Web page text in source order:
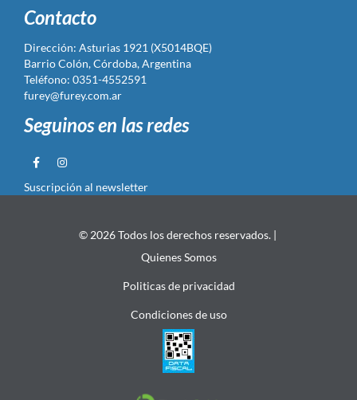
Contacto
Dirección: Asturias 1921 (X5014BQE)
Barrio Colón, Córdoba, Argentina
Teléfono: 0351-4552591
furey@furey.com.ar
Seguinos en las redes
Suscripción al newsletter
© 2026 Todos los derechos reservados. |
Quienes Somos
Politicas de privacidad
Condiciones de uso